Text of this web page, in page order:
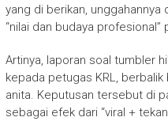
yang di berikan,
“nilai dan budaya profesional”
Artinya, laporan soal tumbler
kepada petugas KRL,
anita. Keputusan tersebut di
sebagai efek dari “viral +